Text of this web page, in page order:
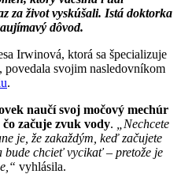
za život vyskúšali. Istá doktorka
dôvod.
Irwinová, ktorá sa špecializuje
svojim nasledovníkom
.
naučí svoj močový mechúr
začuje zvuk vody.
„Nechcete
je, že zakaždým, keď začujete
bude chcieť vycikať – pretože je
vyhlásila.